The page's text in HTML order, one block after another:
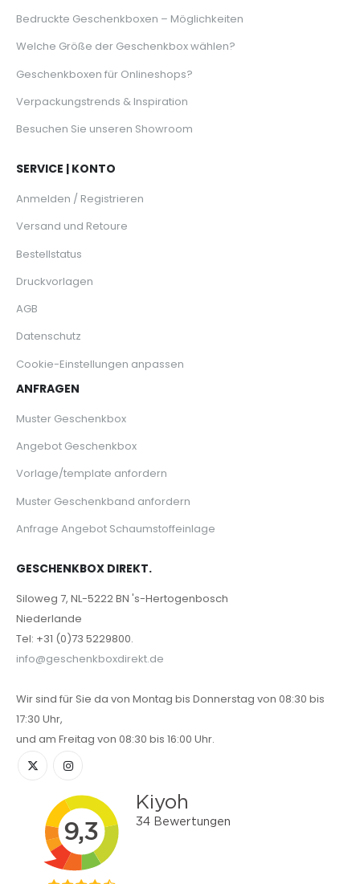
Bedruckte Geschenkboxen – Möglichkeiten
Welche Größe der Geschenkbox wählen?
Geschenkboxen für Onlineshops?
Verpackungstrends & Inspiration
Besuchen Sie unseren Showroom
SERVICE | KONTO
Anmelden / Registrieren
Versand und Retoure
Bestellstatus
Druckvorlagen
AGB
Datenschutz
Cookie-Einstellungen anpassen
ANFRAGEN
Muster Geschenkbox
Angebot Geschenkbox
Vorlage/template anfordern
Muster Geschenkband anfordern
Anfrage Angebot Schaumstoffeinlage
GESCHENKBOX DIREKT.
Siloweg 7, NL-5222 BN 's-Hertogenbosch
Niederlande
Tel: +31 (0)73 5229800.
info@geschenkboxdirekt.de
Wir sind für Sie da von Montag bis Donnerstag von 08:30 bis
17:30 Uhr,
und am Freitag von 08:30 bis 16:00 Uhr.